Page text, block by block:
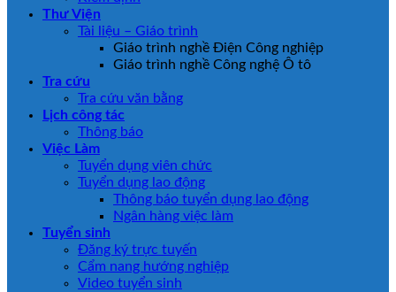
Thư Viện
Tài liệu – Giáo trình
Giáo trình nghề Điện Công nghiệp
Giáo trình nghề Công nghệ Ô tô
Tra cứu
Tra cứu văn bằng
Lịch công tác
Thông báo
Việc Làm
Tuyển dụng viên chức
Tuyển dụng lao động
Thông báo tuyển dụng lao động
Ngân hàng việc làm
Tuyển sinh
Đăng ký trực tuyến
Cẩm nang hướng nghiệp
Video tuyển sinh